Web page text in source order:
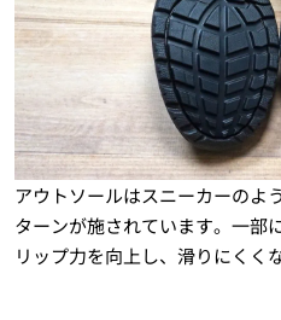
アウトソールはスニーカーのよ
ターンが施されています。一部
リップ力を向上し、滑りにくく